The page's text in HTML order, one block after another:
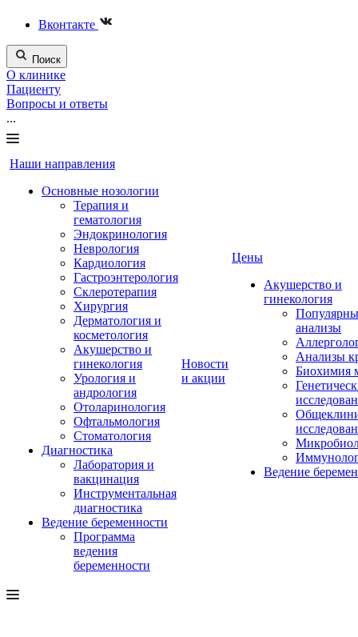
Вконтакте
Поиск
О клинике
Пациенту
Вопросы и ответы
...
Наши направления
Основные нозологии
Терапия и
гематология
Эндокринология
Неврология
Кардиология
Гастроэнтерология
Склеротерапия
Хирургия
Дерматология и
косметология
Акушерство и
гинекология
Урология и
андрология
Отоларинология
Офтальмология
Стоматология
Диагностика
Лаборатория и
вакцинация
Инструментальная
диагностика
Ведение беременности
Программа
ведения
беременности
Новости
и акции
Цены
Акушерство и
гинекология
анализы
Анализы
Биохимия
Ведение